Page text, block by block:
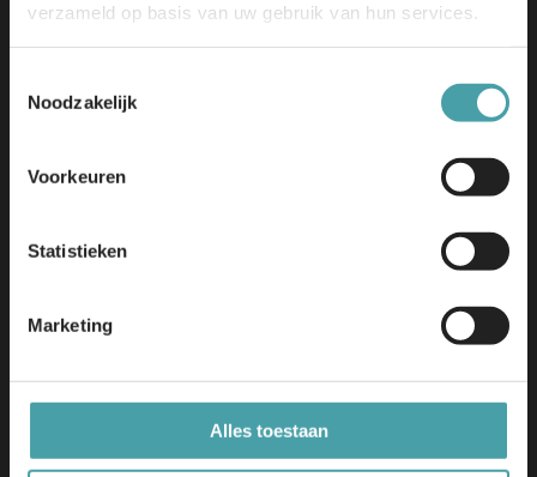
verzameld op basis van uw gebruik van hun services.
Noodzakelijk
Voorkeuren
Statistieken
Marketing
Alles toestaan
Edu-V | Tjaskermolenlaan 1
info@edu-v.org